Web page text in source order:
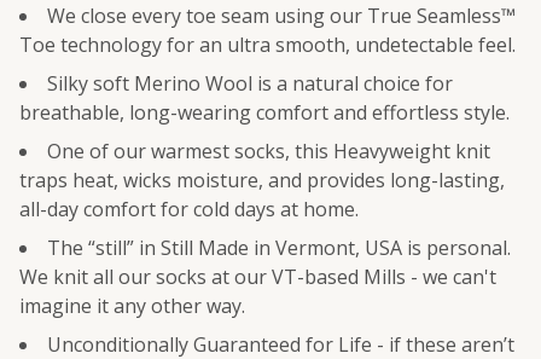
We close every toe seam using our True Seamless™
Toe technology for an ultra smooth, undetectable feel.
Silky soft Merino Wool is a natural choice for
breathable, long-wearing comfort and effortless style.
One of our warmest socks, this Heavyweight knit
traps heat, wicks moisture, and provides long-lasting,
all-day comfort for cold days at home.
The “still” in Still Made in Vermont, USA is personal.
We knit all our socks at our VT-based Mills - we can't
imagine it any other way.
Unconditionally Guaranteed for Life - if these aren’t